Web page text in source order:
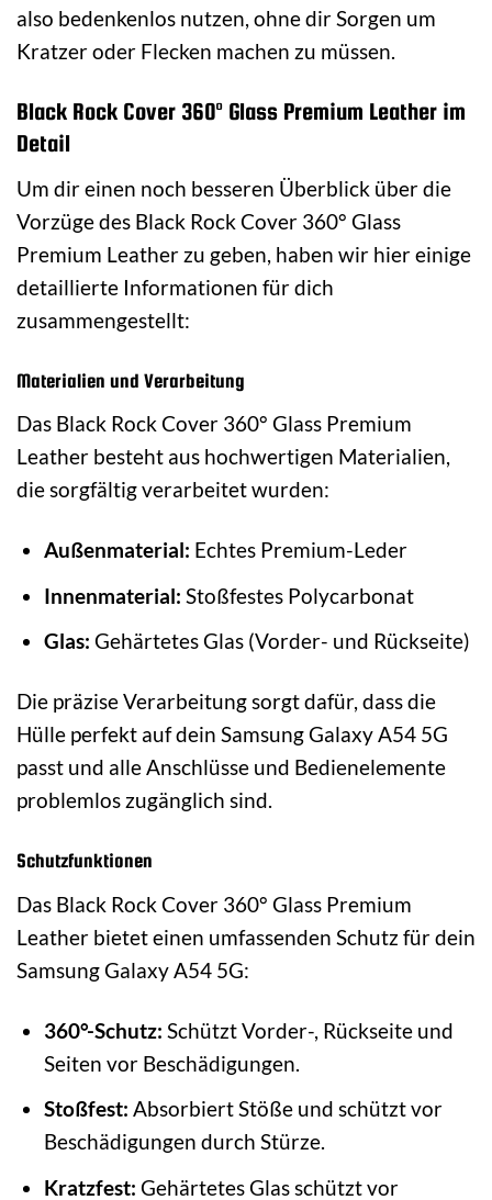
also bedenkenlos nutzen, ohne dir Sorgen um
Kratzer oder Flecken machen zu müssen.
Black Rock Cover 360° Glass Premium Leather im
Detail
Um dir einen noch besseren Überblick über die
Vorzüge des Black Rock Cover 360° Glass
Premium Leather zu geben, haben wir hier einige
detaillierte Informationen für dich
zusammengestellt:
Materialien und Verarbeitung
Das Black Rock Cover 360° Glass Premium
Leather besteht aus hochwertigen Materialien,
die sorgfältig verarbeitet wurden:
Außenmaterial: Echtes Premium-Leder
Innenmaterial: Stoßfestes Polycarbonat
Glas: Gehärtetes Glas (Vorder- und Rückseite)
Die präzise Verarbeitung sorgt dafür, dass die
Hülle perfekt auf dein Samsung Galaxy A54 5G
passt und alle Anschlüsse und Bedienelemente
problemlos zugänglich sind.
Schutzfunktionen
Das Black Rock Cover 360° Glass Premium
Leather bietet einen umfassenden Schutz für dein
Samsung Galaxy A54 5G:
360°-Schutz: Schützt Vorder-, Rückseite und
Seiten vor Beschädigungen.
Stoßfest: Absorbiert Stöße und schützt vor
Beschädigungen durch Stürze.
Kratzfest: Gehärtetes Glas schützt vor